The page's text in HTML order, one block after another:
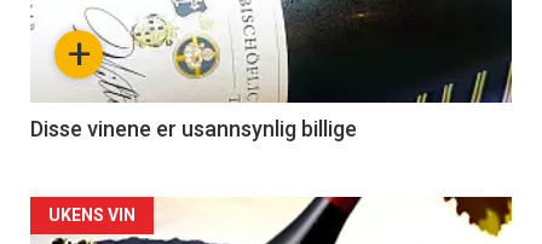
nå
3
+
Disse vinene er usannsynlig billige
Forsiden
UKENS VIN